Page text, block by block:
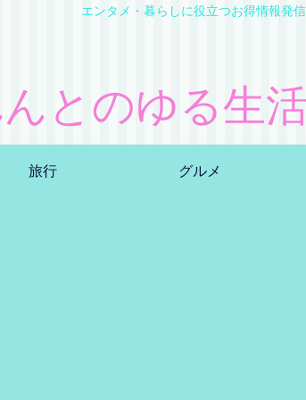
エンタメ・暮らしに役立つお得情報発信
とのゆる生
旅行 グルメ